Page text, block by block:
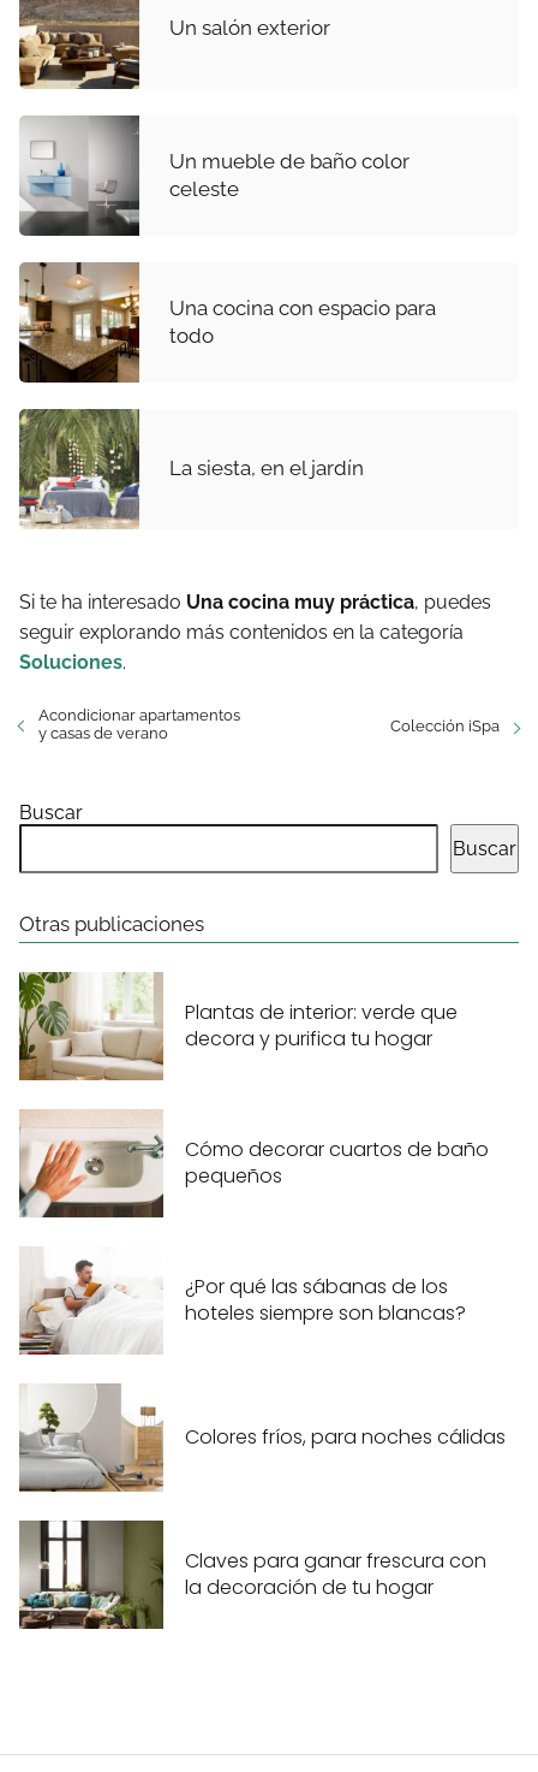
Un salón exterior
Un mueble de baño color
celeste
Una cocina con espacio para
todo
La siesta, en el jardín
Si te ha interesado Una cocina muy práctica, puedes
seguir explorando más contenidos en la categoría
Soluciones.
Acondicionar apartamentos
y casas de verano
Colección iSpa
Buscar
Buscar
Otras publicaciones
Plantas de interior: verde que
decora y purifica tu hogar
Cómo decorar cuartos de baño
pequeños
¿Por qué las sábanas de los
hoteles siempre son blancas?
Colores fríos, para noches cálidas
Claves para ganar frescura con
la decoración de tu hogar